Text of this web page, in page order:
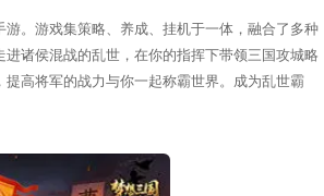
。游戏集策略、养成、挂机于一体，融合了多种
诸侯混战的乱世，在你的指挥下带领三国攻城略
高将军的战力与你一起称霸世界。成为乱世霸